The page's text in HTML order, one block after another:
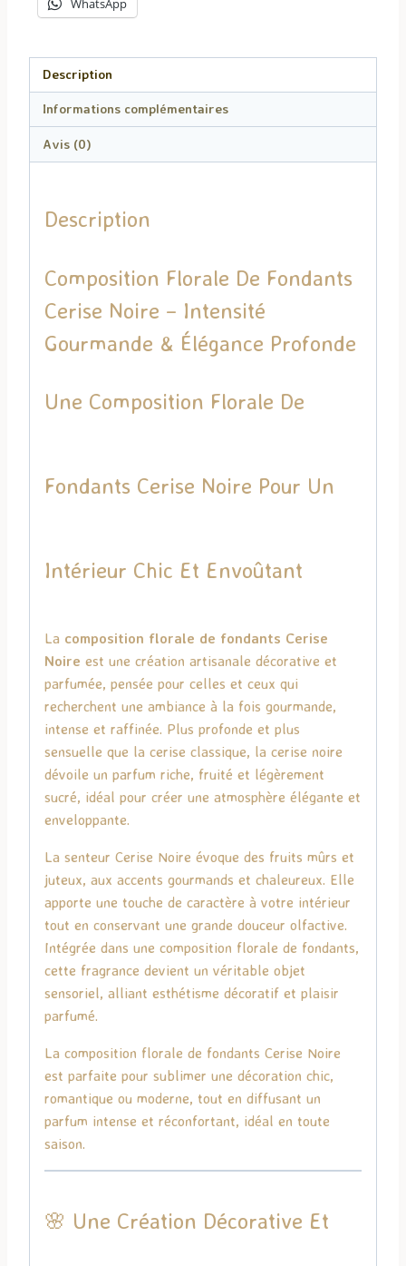
WhatsApp
Description
Informations complémentaires
Avis (0)
Description
Composition Florale De Fondants
Cerise Noire – Intensité
Gourmande & Élégance Profonde
Une Composition Florale De
Fondants Cerise Noire Pour Un
Intérieur Chic Et Envoûtant
La composition florale de fondants Cerise
Noire est une création artisanale décorative et
parfumée, pensée pour celles et ceux qui
recherchent une ambiance à la fois gourmande,
intense et raffinée. Plus profonde et plus
sensuelle que la cerise classique, la cerise noire
dévoile un parfum riche, fruité et légèrement
sucré, idéal pour créer une atmosphère élégante et
enveloppante.
La senteur Cerise Noire évoque des fruits mûrs et
juteux, aux accents gourmands et chaleureux. Elle
apporte une touche de caractère à votre intérieur
tout en conservant une grande douceur olfactive.
Intégrée dans une composition florale de fondants,
cette fragrance devient un véritable objet
sensoriel, alliant esthétisme décoratif et plaisir
parfumé.
La composition florale de fondants Cerise Noire
est parfaite pour sublimer une décoration chic,
romantique ou moderne, tout en diffusant un
parfum intense et réconfortant, idéal en toute
saison.
🌸 Une Création Décorative Et